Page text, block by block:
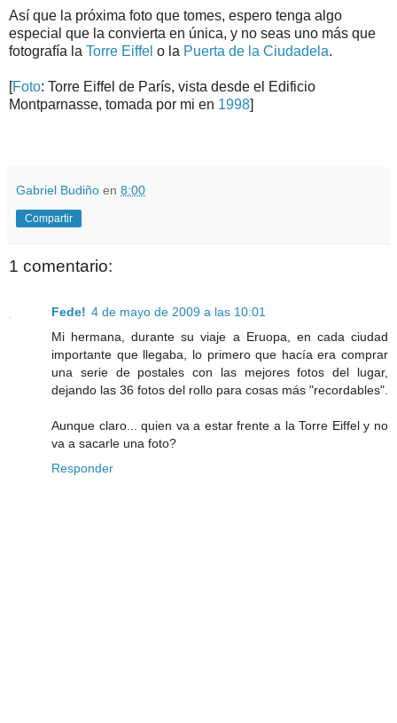
Así que la próxima foto que tomes, espero tenga algo
especial que la convierta en única, y no seas uno más que
fotografía la Torre Eiffel o la Puerta de la Ciudadela.
[Foto: Torre Eiffel de París, vista desde el Edificio
Montparnasse, tomada por mi en 1998]
Gabriel Budiño en 8:00
Compartir
1 comentario:
Fede! 4 de mayo de 2009 a las 10:01
Mi hermana, durante su viaje a Eruopa, en cada ciudad
importante que llegaba, lo primero que hacía era comprar
una serie de postales con las mejores fotos del lugar,
dejando las 36 fotos del rollo para cosas más "recordables".
Aunque claro... quien va a estar frente a la Torre Eiffel y no
va a sacarle una foto?
Responder